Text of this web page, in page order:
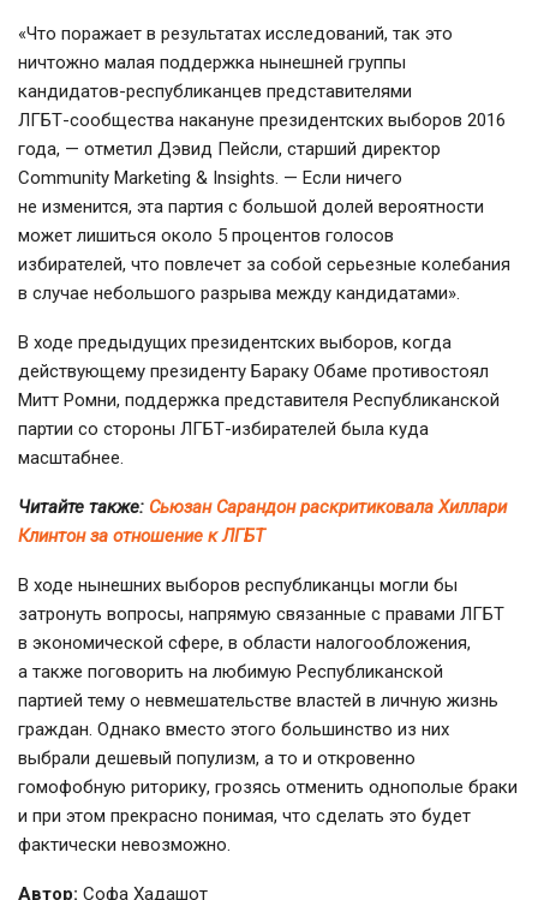
«Что поражает в результатах исследований, так это
ничтожно малая поддержка нынешней группы
кандидатов-республиканцев представителями
ЛГБТ-сообщества накануне президентских выборов 2016
года, — отметил Дэвид Пейсли, старший директор
Community Marketing & Insights. — Если ничего
не изменится, эта партия с большой долей вероятности
может лишиться около 5 процентов голосов
избирателей, что повлечет за собой серьезные колебания
в случае небольшого разрыва между кандидатами».
В ходе предыдущих президентских выборов, когда
действующему президенту Бараку Обаме противостоял
Митт Ромни, поддержка представителя Республиканской
партии со стороны ЛГБТ-избирателей была куда
масштабнее.
Читайте также: Сьюзан Сарандон раскритиковала Хиллари
Клинтон за отношение к ЛГБТ
В ходе нынешних выборов республиканцы могли бы
затронуть вопросы, напрямую связанные с правами ЛГБТ
в экономической сфере, в области налогообложения,
а также поговорить на любимую Республиканской
партией тему о невмешательстве властей в личную жизнь
граждан. Однако вместо этого большинство из них
выбрали дешевый популизм, а то и откровенно
гомофобную риторику, грозясь отменить однополые браки
и при этом прекрасно понимая, что сделать это будет
фактически невозможно.
Автор: Софа Хадашот